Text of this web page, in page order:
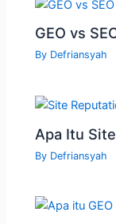
GEO vs
By Defriansyah
Apa Itu
By Defriansyah